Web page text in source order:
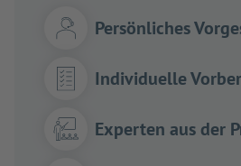
Persönliches
Individuelle
Experten aus der